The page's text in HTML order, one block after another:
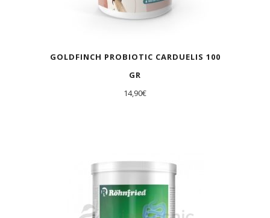
GOLDFINCH PROBIOTIC CARDUELIS 100
GR
14,90€